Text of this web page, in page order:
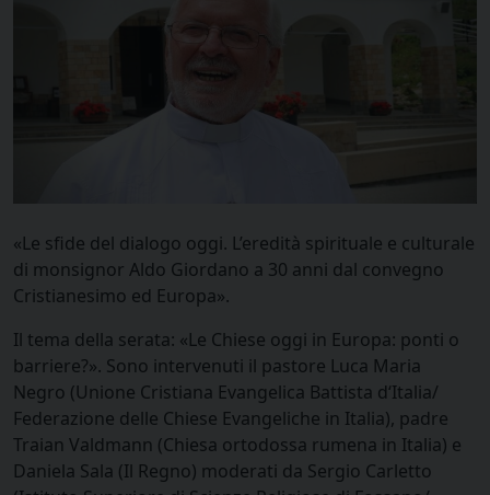
«Le sfide del dialogo oggi. L’eredità spirituale e culturale
di monsignor Aldo Giordano a 30 anni dal convegno
Cristianesimo ed Europa».
Il tema della serata: «Le Chiese oggi in Europa: ponti o
barriere?». Sono intervenuti il pastore Luca Maria
Negro (Unione Cristiana Evangelica Battista d‘Italia/
Federazione delle Chiese Evangeliche in Italia), padre
Traian Valdmann (Chiesa ortodossa rumena in Italia) e
Daniela Sala (Il Regno) moderati da Sergio Carletto